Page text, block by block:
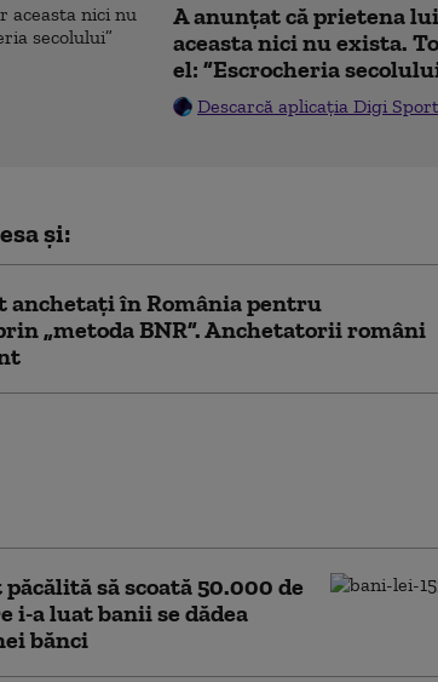
A anunțat că prietena
aceasta nici nu exista.
el: ”Escrocheria
Descarcă aplicația Digi Sport
și:
anchetaţi în România pentru
„metoda BNR”. Anchetatorii români
să scoată 50.000 de
i-a luat banii se dădea
bănci